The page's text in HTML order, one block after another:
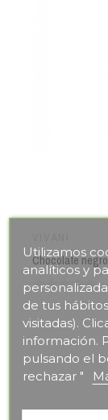
Utilizamos
analíticos y
de tus
visitadas).
información.
pulsando el
rechazar "
Chocolate